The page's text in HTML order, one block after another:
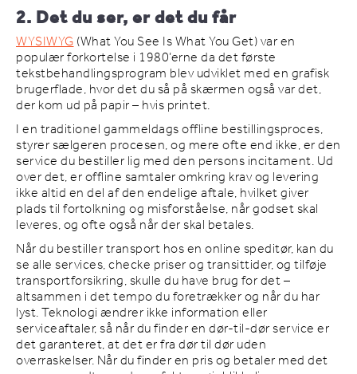
2. Det du ser, er det du får
WYSIWYG(What You See Is What You Get) var en
populær forkortelse i 1980’erne da det første
tekstbehandlingsprogram blev udviklet med en grafisk
brugerflade, hvor det du så på skærmen også var det,
der kom ud på papir – hvis printet.
I en traditionel gammeldags offline bestillingsproces,
styrer sælgeren procesen, og mere ofte end ikke, er den
service du bestiller lig med den persons incitament. Ud
over det, er offline samtaler omkring krav og levering
ikke altid en del af den endelige aftale, hvilket giver
plads til fortolkning og misforståelse, når godset skal
leveres, og ofte også når der skal betales.
Når du bestiller transport hos en online speditør, kan du
se alle services, checke priser og transittider, og tilføje
transportforsikring, skulle du have brug for det –
altsammen i det tempo du foretrækker og når du har
lyst. Teknologi ændrer ikke information eller
serviceaftaler, så når du finder en dør-til-dør service er
det garanteret, at det er fra dør til dør uden
overraskelser. Når du finder en pris og betaler med det